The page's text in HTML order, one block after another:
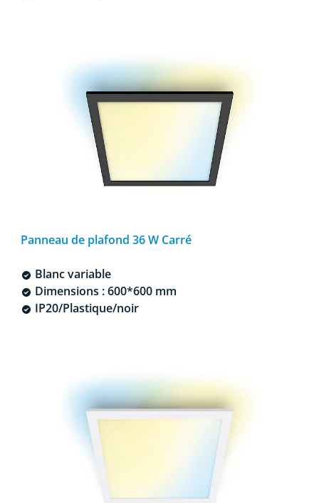
Panneau de plafond 36 W Carré
Blanc variable
Dimensions : 600*600 mm
IP20/Plastique/noir